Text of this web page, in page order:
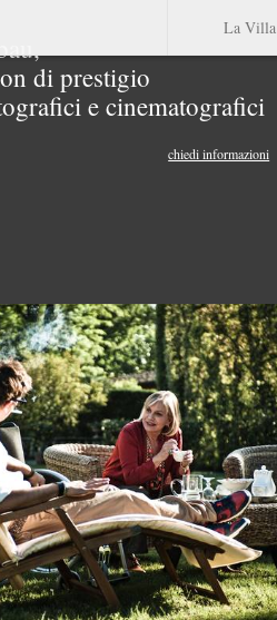
La Villa
di prestigio
e cinematografici
chiedi informazioni